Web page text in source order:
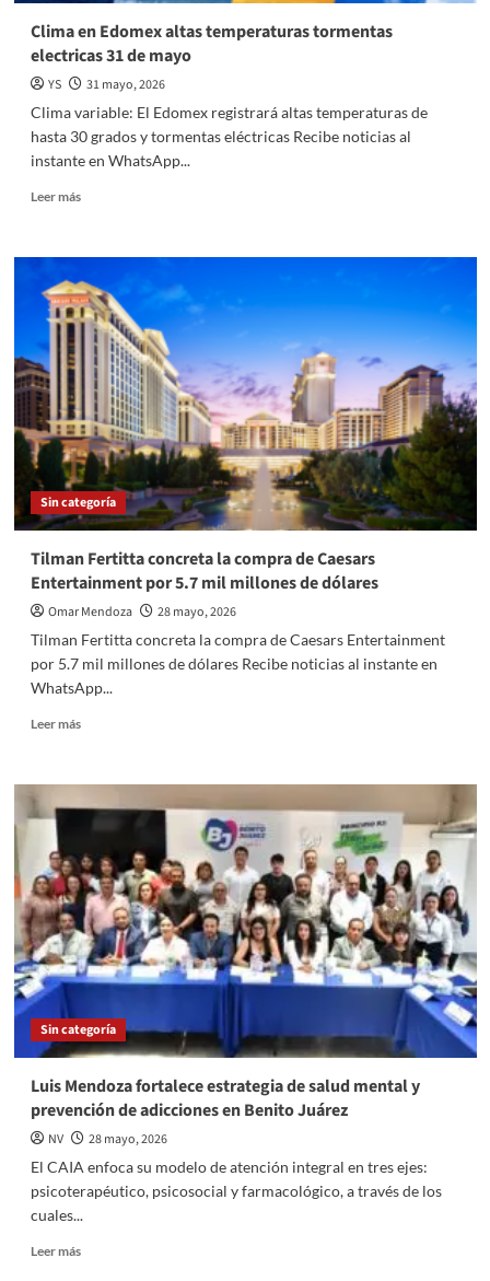
Clima en Edomex altas temperaturas tormentas
electricas 31 de mayo
YS
31 mayo, 2026
Clima variable: El Edomex registrará altas temperaturas de
hasta 30 grados y tormentas eléctricas Recibe noticias al
instante en WhatsApp...
Leer másRead
Clima
en
Edomex
altas
temperaturas
tormentas
electricas
31
de
mayo
Sin categoría
Tilman Fertitta concreta la compra de Caesars
Entertainment por 5.7 mil millones de dólares
Omar Mendoza
28 mayo, 2026
Tilman Fertitta concreta la compra de Caesars Entertainment
por 5.7 mil millones de dólares Recibe noticias al instante en
WhatsApp...
Leer másRead
Tilman
Fertitta
compra
de
Caesars
Entertainment
por
5.7
de
dólares
Sin categoría
Luis Mendoza fortalece estrategia de salud mental y
prevención de adicciones en Benito Juárez
NV
28 mayo, 2026
El CAIA enfoca su modelo de atención integral en tres ejes:
psicoterapéutico, psicosocial y farmacológico, a través de los
cuales...
Leer másRead